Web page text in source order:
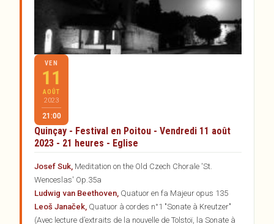
VEN
11
AOÛT
2023
21:00
Quinçay - Festival en Poitou - Vendredi 11 août
2023 - 21 heures - Eglise
Josef Suk, Meditation on the Old Czech Chorale 'St.
Wenceslas' Op.35a
Ludwig van Beethoven, Quatuor en fa Majeur opus 135
Leoš Janaček, Quatuor à cordes n°1 "Sonate à Kreutzer"
(Avec lecture d’extraits de la nouvelle de Tolstoï, la Sonate à